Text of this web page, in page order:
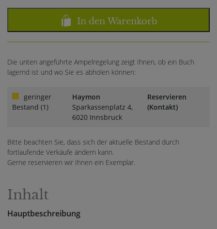
In den Warenkorb
Die unten angeführte Ampelregelung zeigt Ihnen, ob ein Buch
lagernd ist und wo Sie es abholen können:
geringer
Bestand (1)
Haymon
Sparkassenplatz 4,
6020 Innsbruck
Reservieren
(Kontakt)
Bitte beachten Sie, dass sich der aktuelle Bestand durch
fortlaufende Verkäufe ändern kann.
Gerne reservieren wir Ihnen ein Exemplar.
Inhalt
Hauptbeschreibung